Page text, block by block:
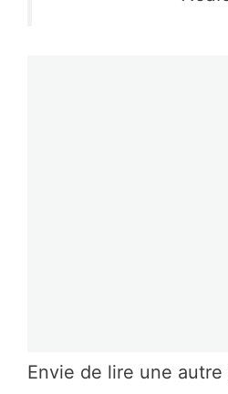
Envie de lire une autre